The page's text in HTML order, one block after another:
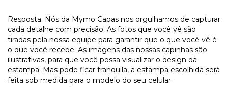
Resposta: Nós da Mymo Capas nos orgulhamos de capturar
cada detalhe com precisão. As fotos que você vê são
tiradas pela nossa equipe para garantir que o que você vê é
o que você recebe. As imagens das nossas capinhas são
ilustrativas, para que você possa visualizar o design da
estampa. Mas pode ficar tranquila, a estampa escolhida será
feita sob medida para o modelo do seu celular.